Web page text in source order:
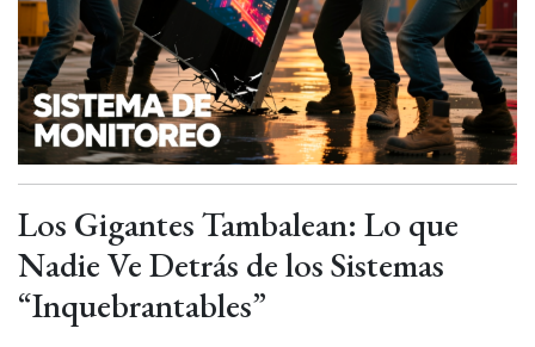
Los Gigantes Tambalean: Lo que
Nadie Ve Detrás de los Sistemas
“Inquebrantables”